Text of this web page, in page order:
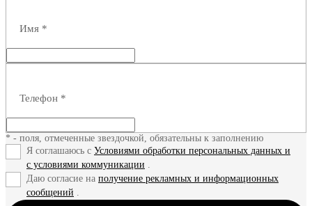
Имя *
Телефон *
* - поля, отмеченные звездочкой, обязательны к заполнению
Я соглашаюсь с Условиями обработки персональных данных и
с условиями коммуникации
Даю согласие на получение рекламных и информационных
сообщений